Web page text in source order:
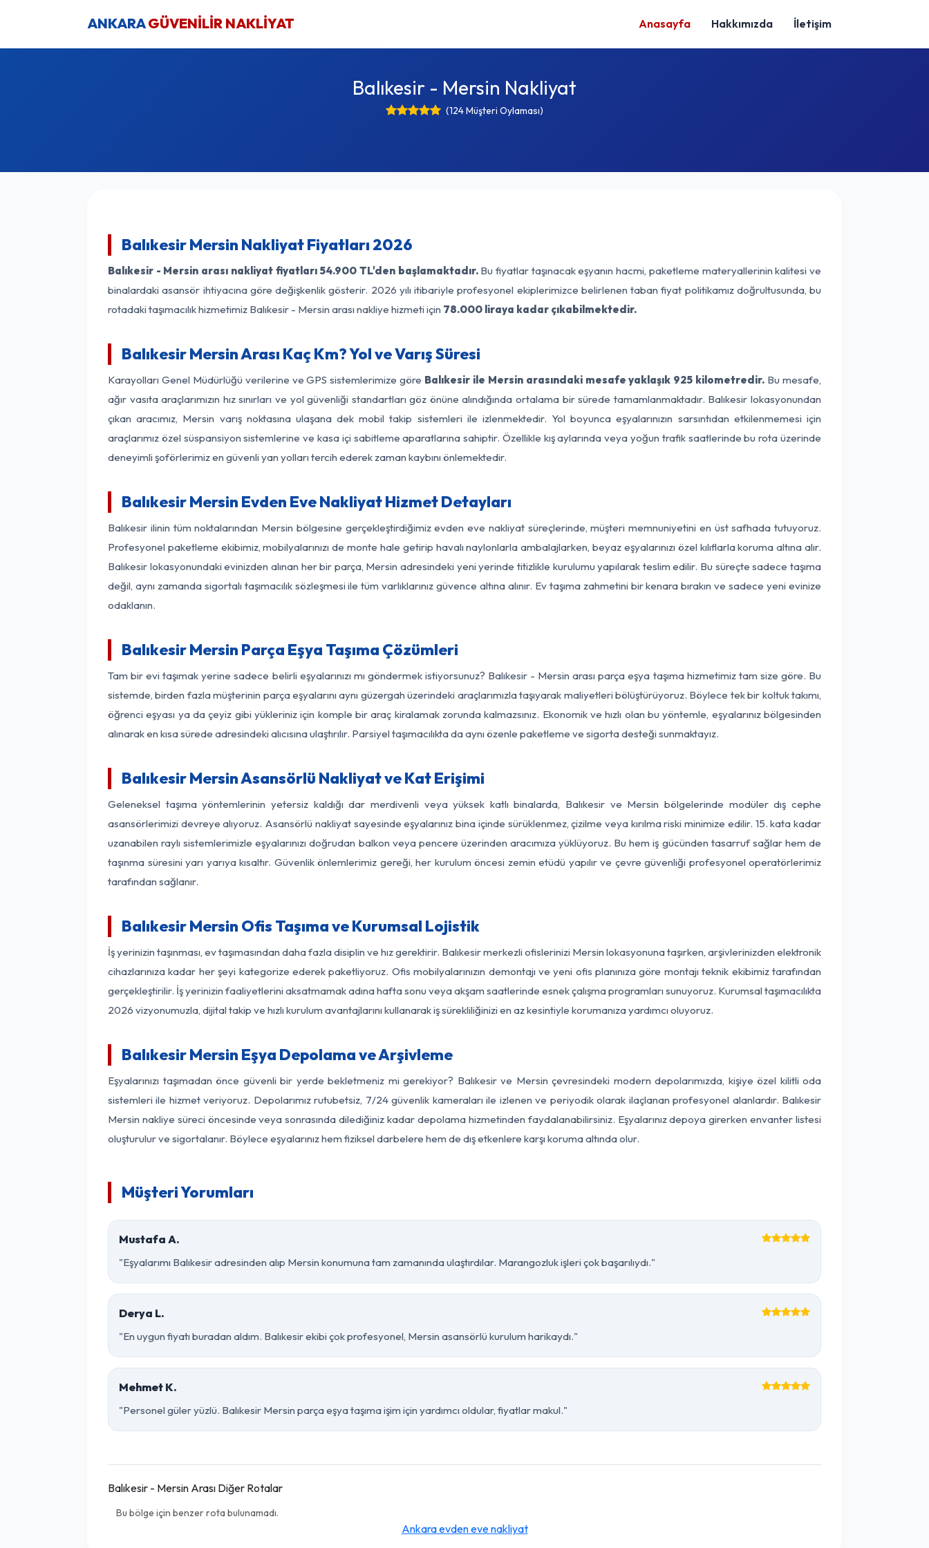
ANKARAGÜVENİLİR NAKLİYAT Anasayfa Hakkımızda İletişim
Balıkesir - Mersin Nakliyat
(124 Müşteri Oylaması)
Balıkesir Mersin Nakliyat Fiyatları 2026
Balıkesir - Mersin arası nakliyat fiyatları54.900 TL'den başlamaktadır.Bu fiyatlar taşınacak eşyanın hacmi, paketleme materyallerinin kalitesi ve
binalardaki asansör ihtiyacına göre değişkenlik gösterir. 2026 yılı itibariyle profesyonel ekiplerimizce belirlenen taban fiyat politikamız doğrultusunda, bu
rotadaki taşımacılık hizmetimiz Balıkesir - Mersin arası nakliye hizmeti için 78.000 liraya kadar çıkabilmektedir.
Balıkesir Mersin Arası Kaç Km? Yol ve Varış Süresi
Karayolları Genel Müdürlüğü verilerine ve GPS sistemlerimize göre Balıkesir ile Mersin arasındaki mesafe yaklaşık 925 kilometredir. Bu mesafe,
ağır vasıta araçlarımızın hız sınırları ve yol güvenliği standartları göz önüne alındığında ortalama bir sürede tamamlanmaktadır. Balıkesir lokasyonundan
çıkan aracımız, Mersin varış noktasına ulaşana dek mobil takip sistemleri ile izlenmektedir. Yol boyunca eşyalarınızın sarsıntıdan etkilenmemesi için
araçlarımız özel süspansiyon sistemlerine ve kasa içi sabitleme aparatlarına sahiptir. Özellikle kış aylarında veya yoğun trafik saatlerinde bu rota üzerinde
deneyimli şoförlerimiz en güvenli yan yolları tercih ederek zaman kaybını önlemektedir.
Balıkesir Mersin Evden Eve Nakliyat Hizmet Detayları
Balıkesir ilinin tüm noktalarından Mersin bölgesine gerçekleştirdiğimiz evden eve nakliyat süreçlerinde, müşteri memnuniyetini en üst safhada tutuyoruz.
Profesyonel paketleme ekibimiz, mobilyalarınızı de monte hale getirip havalı naylonlarla ambalajlarken, beyaz eşyalarınızı özel kılıflarla koruma altına alır.
Balıkesir lokasyonundaki evinizden alınan her bir parça, Mersin adresindeki yeni yerinde titizlikle kurulumu yapılarak teslim edilir. Bu süreçte sadece taşıma
değil, aynı zamanda sigortalı taşımacılık sözleşmesi ile tüm varlıklarınız güvence altına alınır. Ev taşıma zahmetini bir kenara bırakın ve sadece yeni evinize
odaklanın.
Balıkesir Mersin Parça Eşya Taşıma Çözümleri
Tam bir evi taşımak yerine sadece belirli eşyalarınızı mı göndermek istiyorsunuz? Balıkesir - Mersin arası parça eşya taşıma hizmetimiz tam size göre. Bu
sistemde, birden fazla müşterinin parça eşyalarını aynı güzergah üzerindeki araçlarımızla taşıyarak maliyetleri bölüştürüyoruz. Böylece tek bir koltuk takımı,
öğrenci eşyası ya da çeyiz gibi yükleriniz için komple bir araç kiralamak zorunda kalmazsınız. Ekonomik ve hızlı olan bu yöntemle, eşyalarınız bölgesinden
alınarak en kısa sürede adresindeki alıcısına ulaştırılır. Parsiyel taşımacılıkta da aynı özenle paketleme ve sigorta desteği sunmaktayız.
Balıkesir Mersin Asansörlü Nakliyat ve Kat Erişimi
Geleneksel taşıma yöntemlerinin yetersiz kaldığı dar merdivenli veya yüksek katlı binalarda, Balıkesir ve Mersin bölgelerinde modüler dış cephe
asansörlerimizi devreye alıyoruz. Asansörlü nakliyat sayesinde eşyalarınız bina içinde sürüklenmez, çizilme veya kırılma riski minimize edilir. 15. kata kadar
uzanabilen raylı sistemlerimizle eşyalarınızı doğrudan balkon veya pencere üzerinden aracımıza yüklüyoruz. Bu hem iş gücünden tasarruf sağlar hem de
taşınma süresini yarı yarıya kısaltır. Güvenlik önlemlerimiz gereği, her kurulum öncesi zemin etüdü yapılır ve çevre güvenliği profesyonel operatörlerimiz
tarafından sağlanır.
Balıkesir Mersin Ofis Taşıma ve Kurumsal Lojistik
İş yerinizin taşınması, ev taşımasından daha fazla disiplin ve hız gerektirir. Balıkesir merkezli ofislerinizi Mersin lokasyonuna taşırken, arşivlerinizden elektronik
cihazlarınıza kadar her şeyi kategorize ederek paketliyoruz. Ofis mobilyalarınızın demontajı ve yeni ofis planınıza göre montajı teknik ekibimiz tarafından
gerçekleştirilir. İş yerinizin faaliyetlerini aksatmamak adına hafta sonu veya akşam saatlerinde esnek çalışma programları sunuyoruz. Kurumsal taşımacılıkta
2026 vizyonumuzla, dijital takip ve hızlı kurulum avantajlarını kullanarak iş sürekliliğinizi en az kesintiyle korumanıza yardımcı oluyoruz.
Balıkesir Mersin Eşya Depolama ve Arşivleme
Eşyalarınızı taşımadan önce güvenli bir yerde bekletmeniz mi gerekiyor? Balıkesir ve Mersin çevresindeki modern depolarımızda, kişiye özel kilitli oda
sistemleri ile hizmet veriyoruz. Depolarımız rutubetsiz, 7/24 güvenlik kameraları ile izlenen ve periyodik olarak ilaçlanan profesyonel alanlardır. Balıkesir
Mersin nakliye süreci öncesinde veya sonrasında dilediğiniz kadar depolama hizmetinden faydalanabilirsiniz. Eşyalarınız depoya girerken envanter listesi
oluşturulur ve sigortalanır. Böylece eşyalarınız hem fiziksel darbelere hem de dış etkenlere karşı koruma altında olur.
Müşteri Yorumları
Mustafa A.
"Eşyalarımı Balıkesir adresinden alıp Mersin konumuna tam zamanında ulaştırdılar. Marangozluk işleri çok başarılıydı."
Derya L.
"En uygun fiyatı buradan aldım. Balıkesir ekibi çok profesyonel, Mersin asansörlü kurulum harikaydı."
Mehmet K.
"Personel güler yüzlü. Balıkesir Mersin parça eşya taşıma işim için yardımcı oldular, fiyatlar makul."
Balıkesir - Mersin Arası Diğer Rotalar
Bu bölge için benzer rota bulunamadı.
Ankara evden eve nakliyat